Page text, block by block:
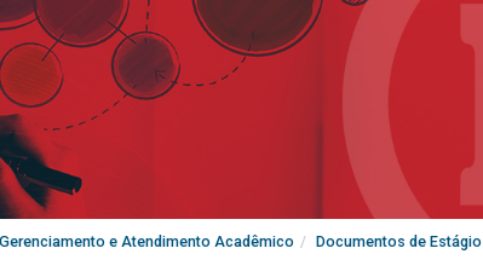
e Atendimento Acadêmico
Documentos de Estágio